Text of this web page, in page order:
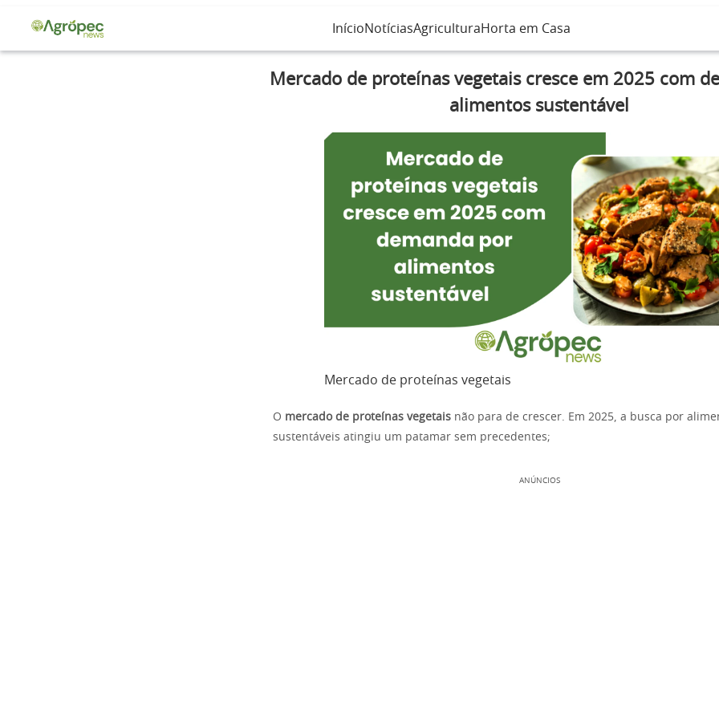
InícioNotíciasAgricultura Horta em Casa
Mercado de proteínas vegetais cresce em 2025 com
alimentos sustentável
Mercado de proteínas vegetais
O mercado de proteínas vegetais não para de crescer. Em 2025, a busca por
sustentáveis atingiu um patamar sem precedentes;
ANÚNCIOS